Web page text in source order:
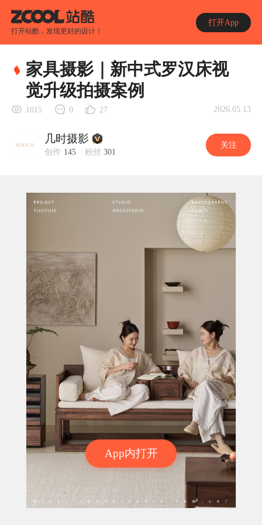
打开站酷，发现更好的设计！
打开App
App内打开
家具摄影｜新中式罗汉床视
觉升级拍摄案例
1015 0 27 2026.05.13
几时摄影
创作 145 粉丝 301
关注